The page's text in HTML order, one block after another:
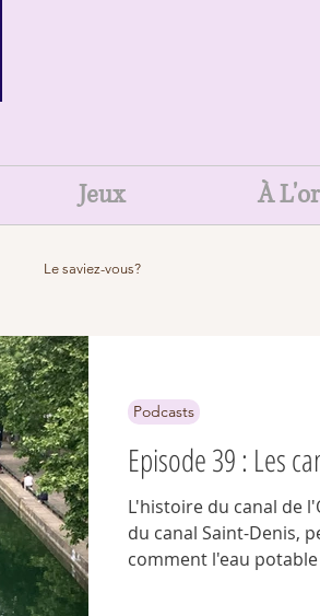
Jeux À
Le saviez-vous?
Episode 39 : Les
L'histoire du canal de
du canal Saint-Denis,
comment l'eau
Podcasts